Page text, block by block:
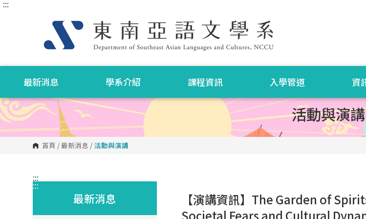
跳
:::
最新消息 學系介紹 課程資訊 入學管道 資
活動與演講
首頁 /最新消息 / 活動與演講
:::
最新消息
:::
【演講資訊】The Garden of
Societal Fears and Cultural